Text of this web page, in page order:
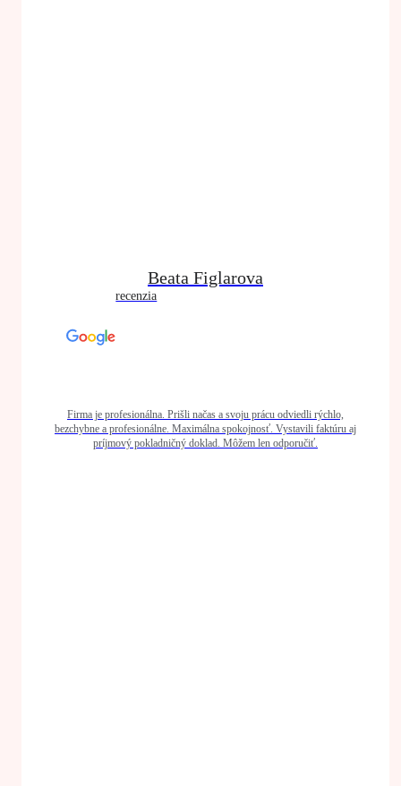
Beata Figlarova
recenzia
Firma je profesionálna. Prišli načas a svoju prácu odviedli rýchlo,
bezchybne a profesionálne. Maximálna spokojnosť. Vystavili faktúru aj
príjmový pokladničný doklad. Môžem len odporučiť.